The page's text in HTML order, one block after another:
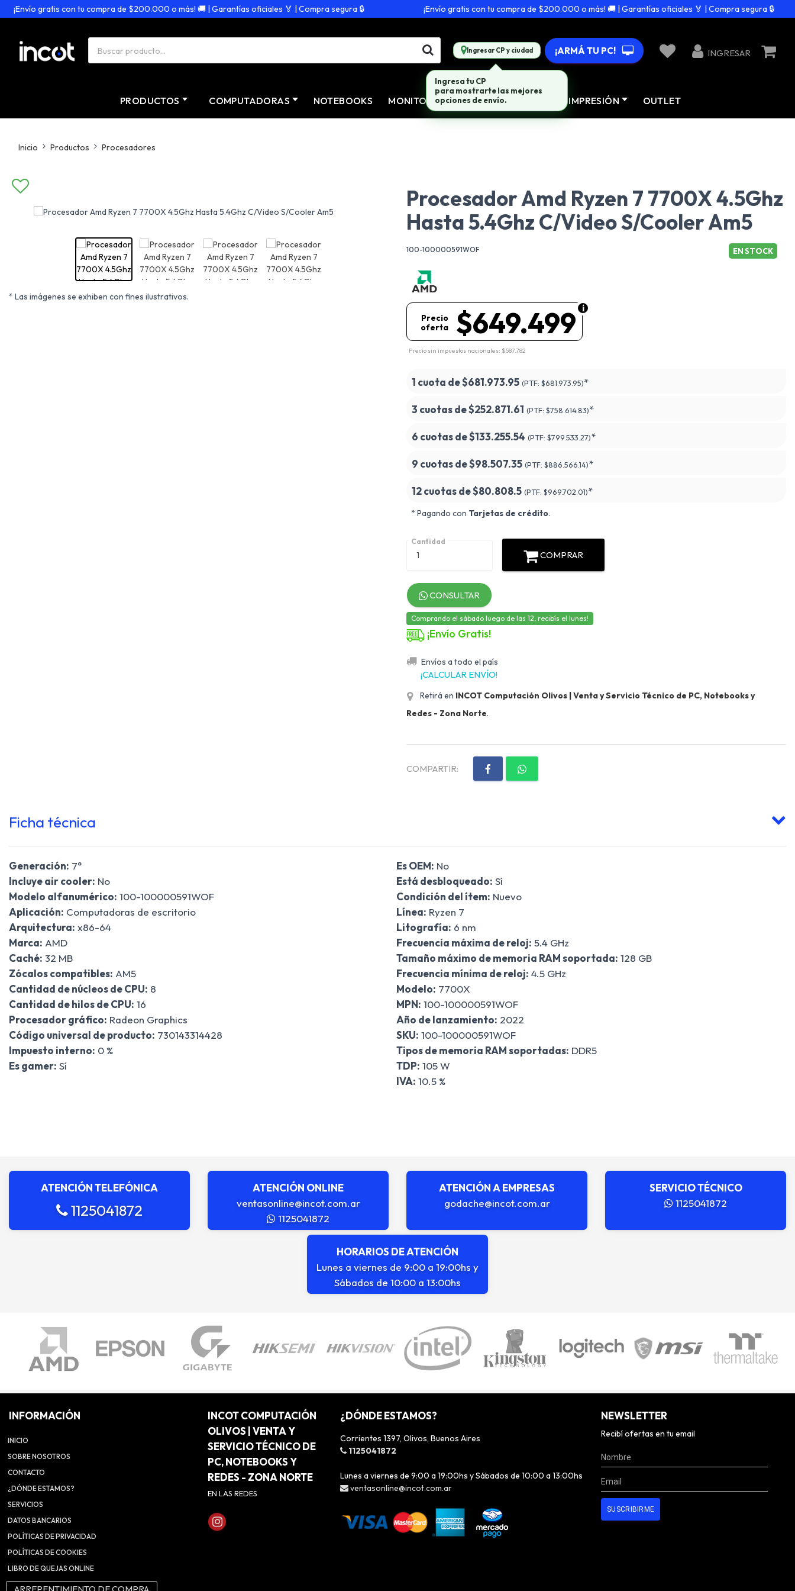
gratis con tu compra de $200.000 o más! 🚚 | Garantías oficiales 🏅 | Compra segura 🔒 ¡Envío gratis con tu compra de $200.000 o más! 🚚 | Garantías oficiales 🏅 | Compra segura 🔒
Ingresar CP y ciudad ¡ARMÁ TU PC! INGRESAR
PRODUCTOS COMPUTADORAS NOTEBOOKS MONITORES CONECTIVIDAD IMPRESIÓN OUTLET
Inicio Productos Procesadores
* Las imágenes se exhiben con fines ilustrativos.
Procesador Amd Ryzen 7 7700X 4.5Ghz
Hasta 5.4Ghz C/Video S/Cooler Am5
100-100000591WOF EN STOCK
$649.499
Precio
oferta
Precio sin impuestos nacionales: $587.782
1 cuota de$681.973.95 (PTF: $681.973.95)*
3 cuotas de$252.871.61 (PTF: $758.614.83)*
6 cuotas de$133.255.54 (PTF: $799.533.27)*
9 cuotas de$98.507.35 (PTF: $886.566.14)*
12 cuotas de$80.808.5 (PTF: $969.702.01)*
* Pagando con Tarjetas de crédito.
Cantidad
COMPRAR
CONSULTAR
Comprando el sábado luego de las 12, recibís el lunes!
¡Envío Gratis!
Envíos a todo el país
¡CALCULAR ENVÍO!
Retirá en INCOT Computación Olivos | Venta y Servicio Técnico de PC, Notebooks y
Redes - Zona Norte.
COMPARTIR:
Ficha técnica
Generación: 7°
Incluye air cooler: No
Modelo alfanumérico: 100-100000591WOF
Aplicación: Computadoras de escritorio
Arquitectura: x86-64
Marca: AMD
Caché: 32 MB
Zócalos compatibles: AM5
Cantidad de núcleos de CPU: 8
Cantidad de hilos de CPU: 16
Procesador gráfico: Radeon Graphics
Código universal de producto: 730143314428
Impuesto interno: 0 %
Es gamer: Sí
Es OEM: No
Está desbloqueado: Sí
Condición del ítem: Nuevo
Línea: Ryzen 7
Litografía: 6 nm
Frecuencia máxima de reloj: 5.4 GHz
Tamaño máximo de memoria RAM soportada: 128 GB
Frecuencia mínima de reloj: 4.5 GHz
Modelo: 7700X
MPN: 100-100000591WOF
Año de lanzamiento: 2022
SKU: 100-100000591WOF
Tipos de memoria RAM soportadas: DDR5
TDP: 105 W
IVA: 10.5 %
ATENCIÓN TELEFÓNICA
1125041872
ATENCIÓN ONLINE
ventasonline@incot.com.ar
1125041872
ATENCIÓN A EMPRESAS
godache@incot.com.ar
SERVICIO TÉCNICO
1125041872
HORARIOS DE ATENCIÓN
Lunes a viernes de 9:00 a 19:00hs y
Sábados de 10:00 a 13:00hs
INFORMACIÓN
INICIO
SOBRE NOSOTROS
CONTACTO
¿DÓNDE ESTAMOS?
SERVICIOS
DATOS BANCARIOS
POLÍTICAS DE PRIVACIDAD
POLÍTICAS DE COOKIES
LIBRO DE QUEJAS ONLINE
ARREPENTIMIENTO DE COMPRA
INCOT COMPUTACIÓN
OLIVOS | VENTA Y
SERVICIO TÉCNICO DE
PC, NOTEBOOKS Y
REDES - ZONA NORTE
EN LAS REDES
¿DÓNDE ESTAMOS?
Corrientes 1397, Olivos, Buenos Aires
1125041872
Lunes a viernes de 9:00 a 19:00hs y Sábados de 10:00 a 13:00hs
ventasonline@incot.com.ar
NEWSLETTER
Recibí ofertas en tu email
Ingresa tu CP
para mostrarte las mejores
opciones de envío.